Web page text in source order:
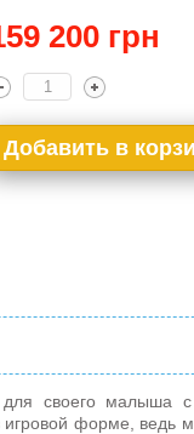
200 грн
своего малыша с
форме, ведь